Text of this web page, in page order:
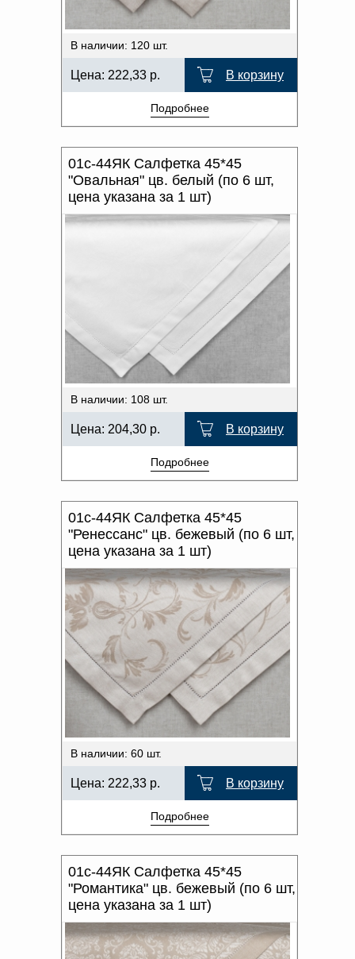
В наличии: 120 шт.
Цена: 222,33 р. В корзину
Подробнее
01с-44ЯК Салфетка 45*45
"Овальная" цв. белый (по 6 шт,
цена указана за 1 шт)
В наличии: 108 шт.
Цена: 204,30 р. В корзину
Подробнее
01с-44ЯК Салфетка 45*45
"Ренессанс" цв. бежевый (по 6 шт,
цена указана за 1 шт)
В наличии: 60 шт.
Цена: 222,33 р. В корзину
Подробнее
01с-44ЯК Салфетка 45*45
"Романтика" цв. бежевый (по 6 шт,
цена указана за 1 шт)